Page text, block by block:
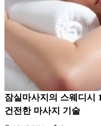
잠실마사지의 스웨디시
건전한 마사지 기술